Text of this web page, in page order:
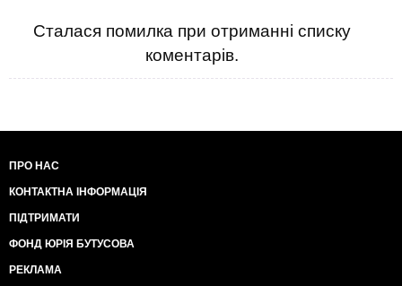
Сталася помилка при отриманні списку
коментарів.
ПРО НАС
КОНТАКТНА ІНФОРМАЦІЯ
ПІДТРИМАТИ
ФОНД ЮРІЯ БУТУСОВА
РЕКЛАМА